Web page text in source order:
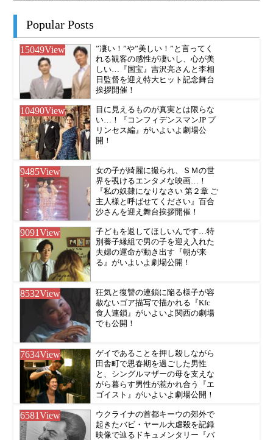
Popular Posts
15049View
”凄い！”や”美しい！”と言ってく
れる観客の感性が凄いし、心が美
しい…『国宝』吉沢亮さんと李相
日監督を迎え特大ヒット記念舞台
挨拶開催！
10490View
目に見えるものが真実とは限らな
い…！『コンフィデンスマンJP プ
リンセス編』がいよいよ劇場公
開！
9485View
女の子が綺麗に撮られ、ＳＭの世
界を覗けるエンタメな映画…！
『私の奴隷になりなさい 第２章 ご
主人様と呼ばせてください』百合
沙さんを迎え舞台挨拶開催！
9091View
子どもを返してほしいんです…特
別養子縁組で男の子を迎え入れた
夫婦の運命が動き出す『朝が来
る』がいよいよ劇場公開！
8532View
狂気と復讐の連鎖に陥る様子が容
赦ないゴア描写で描かれる『Kfc
食人連鎖』がいよいよ関西の劇場
でも公開！
7634View
ゲイであることを押し殺しながら
田舎町で思春期を過ごした男性
と、シングルマザーの母を支えな
がら暮らす男性が惹かれ合う『エ
ゴイスト』がいよいよ劇場公開！
6581View
ウクライナの首都キーウの郊外で
起きたバビ・ヤール大虐殺を記録
映像で辿るドキュメンタリー『バ